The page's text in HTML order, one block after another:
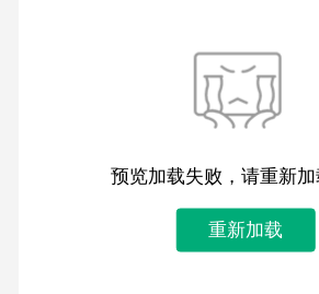
预览加载失败，请重新
重新加载